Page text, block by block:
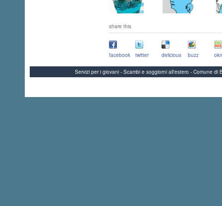
share this
facebook twitter delicious buzz
Servizi per i giovani - Scambi e soggiorni all'estero - Comune